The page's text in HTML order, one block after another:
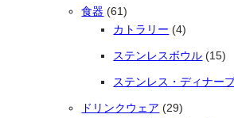
食器 6161個の商品
カトラリー
44個の商品
ステンレスボウル 15
ステンレス・ディナー
ドリンクウェア 2929個の商品